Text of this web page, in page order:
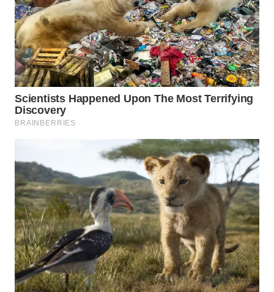
Wahana
Media
Group
WAHANA
NEWS
WAHANA
TANI
ADVOKAT
WAHANA
INFRASTRUKTUR
WAHANA
KONSUMEN
WAHANA